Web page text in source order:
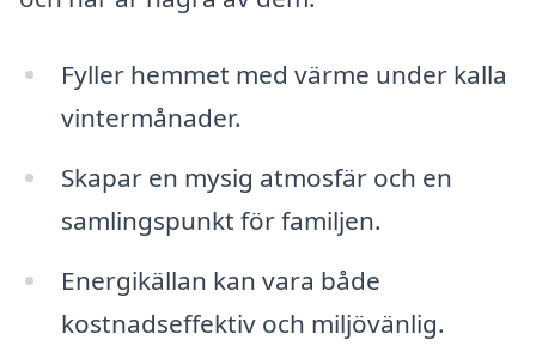
Fyller hemmet med värme under kalla
vintermånader.
Skapar en mysig atmosfär och en
samlingspunkt för familjen.
Energikällan kan vara både
kostnadseffektiv och miljövänlig.